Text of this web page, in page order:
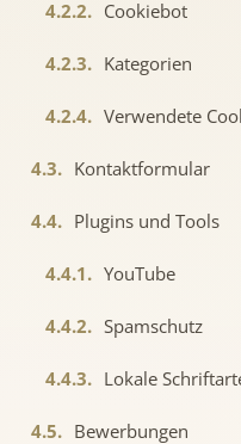
4.2.2. Cookiebot
4.2.3. Kategorien
4.2.4. Verwendete
4.3. Kontaktformular
4.4. Plugins und Tools
4.4.1. YouTube
4.4.2. Spamschutz
4.4.3. Lokale
4.5. Bewerbungen